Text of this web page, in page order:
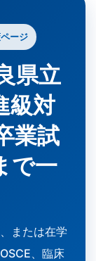
ージ
県立
級対
業試
で一
または在学
、臨床